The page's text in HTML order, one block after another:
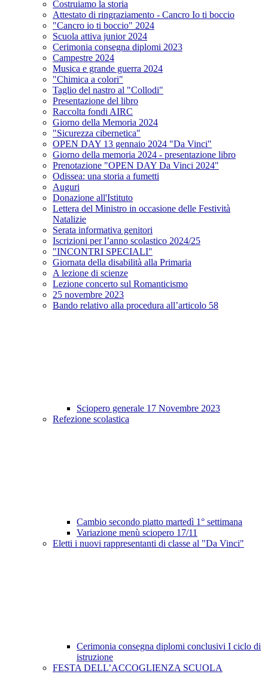
Costruiamo la storia
Attestato di ringraziamento - Cancro Io ti boccio
"Cancro io ti boccio" 2024
Scuola attiva junior 2024
Cerimonia consegna diplomi 2023
Campestre 2024
Musica e grande guerra 2024
"Chimica a colori"
Taglio del nastro al "Collodi"
Presentazione del libro
Raccolta fondi AIRC
Giorno della Memoria 2024
"Sicurezza cibernetica"
OPEN DAY 13 gennaio 2024 "Da Vinci"
Giorno della memoria 2024 - presentazione libro
Prenotazione "OPEN DAY Da Vinci 2024"
Odissea: una storia a fumetti
Auguri
Donazione all'Istituto
Lettera del Ministro in occasione delle Festività
Natalizie
Serata informativa genitori
Iscrizioni per l’anno scolastico 2024/25
"INCONTRI SPECIALI"
Giornata della disabilità alla Primaria
A lezione di scienze
Lezione concerto sul Romanticismo
25 novembre 2023
Bando relativo alla procedura all’articolo 58
Sciopero generale 17 Novembre 2023
Refezione scolastica
Cambio secondo piatto martedì 1° settimana
Variazione menù sciopero 17/11
Eletti i nuovi rappresentanti di classe al "Da Vinci"
Cerimonia consegna diplomi conclusivi I ciclo di
istruzione
FESTA DELL’ACCOGLIENZA SCUOLA